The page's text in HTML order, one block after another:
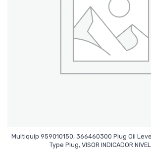
Multiquip 959010150, 366460300 Plug Oil
Type Plug, VISOR INDICADOR
Leer Más